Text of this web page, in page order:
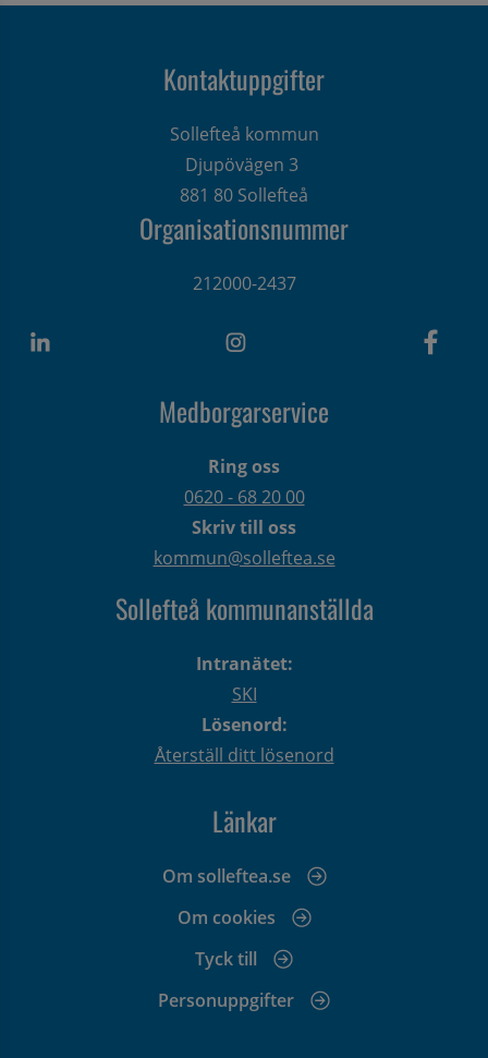
Kontaktuppgifter
Sollefteå kommun
Djupövägen 3
881 80 Sollefteå
Organisationsnummer
212000-2437
Medborgarservice
Ring oss
0620 - 68 20 00
Skriv till oss
kommun@solleftea.se
Sollefteå kommunanställda
Intranätet:
SKI
Lösenord:
Återställ ditt lösenord
Länkar
Om solleftea.se
Om cookies
Tyck till
Personuppgifter